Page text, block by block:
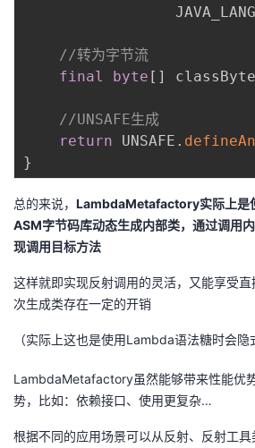
//转为字节流
final
byte [ ]
//UNSAFE生成
return UNSAFE .
}
总的来说， LambdaMetafactory实际上是
ASM字节码库动态生成内部类，通过调用
现调用目标方法
这样就即实现反射调用的灵活，又能享受
次生成类存在一定的开销
（实际上这也是使用Lambda语法糖时会隐
LambdaMetafactory虽然能够带来性能优
势，比如：依赖接口、使用更复杂…
根据不同的应用场景可以从反射、反射工具